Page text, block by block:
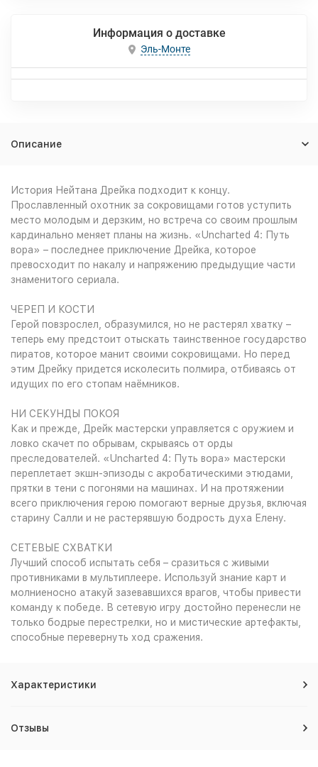
Информация о доставке
Эль-Монте
Описание
История Нейтана Дрейка подходит к концу.
Прославленный охотник за сокровищами готов уступить
место молодым и дерзким, но встреча со своим прошлым
кардинально меняет планы на жизнь. «Uncharted 4: Путь
вора» – последнее приключение Дрейка, которое
превосходит по накалу и напряжению предыдущие части
знаменитого сериала.
ЧЕРЕП И КОСТИ
Герой повзрослел, образумился, но не растерял хватку –
теперь ему предстоит отыскать таинственное государство
пиратов, которое манит своими сокровищами. Но перед
этим Дрейку придется исколесить полмира, отбиваясь от
идущих по его стопам наёмников.
НИ СЕКУНДЫ ПОКОЯ
Как и прежде, Дрейк мастерски управляется с оружием и
ловко скачет по обрывам, скрываясь от орды
преследователей. «Uncharted 4: Путь вора» мастерски
переплетает экшн-эпизоды с акробатическими этюдами,
прятки в тени с погонями на машинах. И на протяжении
всего приключения герою помогают верные друзья, включая
старину Салли и не растерявшую бодрость духа Елену.
СЕТЕВЫЕ СХВАТКИ
Лучший способ испытать себя – сразиться с живыми
противниками в мультиплеере. Используй знание карт и
молниеносно атакуй зазевавшихся врагов, чтобы привести
команду к победе. В сетевую игру достойно перенесли не
только бодрые перестрелки, но и мистические артефакты,
способные перевернуть ход сражения.
Характеристики
Отзывы